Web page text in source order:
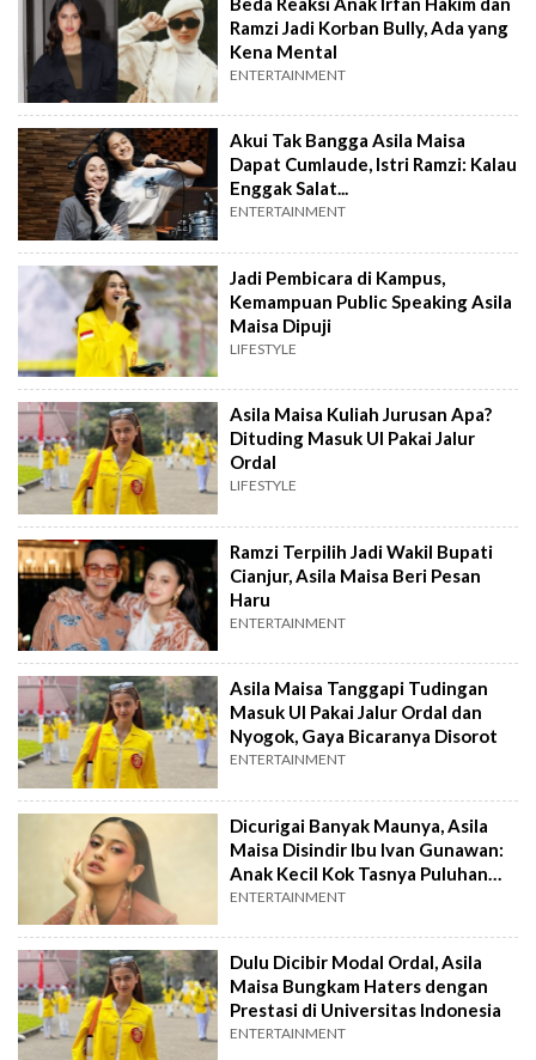
Ramzi Jadi Korban Bully, Ada yang
Kena Mental
ENTERTAINMENT
Akui Tak Bangga Asila Maisa
Dapat Cumlaude, Istri Ramzi: Kalau
Enggak Salat...
ENTERTAINMENT
Jadi Pembicara di Kampus,
Kemampuan Public Speaking Asila
Maisa Dipuji
LIFESTYLE
Asila Maisa Kuliah Jurusan Apa?
Dituding Masuk UI Pakai Jalur
Ordal
LIFESTYLE
Ramzi Terpilih Jadi Wakil Bupati
Cianjur, Asila Maisa Beri Pesan
Haru
ENTERTAINMENT
Asila Maisa Tanggapi Tudingan
Masuk UI Pakai Jalur Ordal dan
Nyogok, Gaya Bicaranya Disorot
ENTERTAINMENT
Dicurigai Banyak Maunya, Asila
Maisa Disindir Ibu Ivan Gunawan:
Anak Kecil Kok Tasnya Puluhan
Juta
ENTERTAINMENT
Dulu Dicibir Modal Ordal, Asila
Maisa Bungkam Haters dengan
Prestasi di Universitas Indonesia
ENTERTAINMENT